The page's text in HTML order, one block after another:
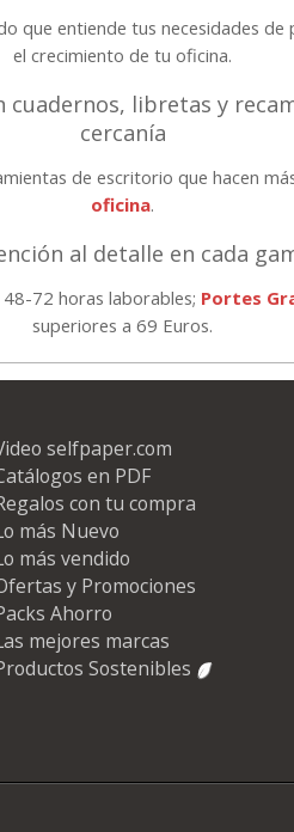
que entiende tus necesidades de
el crecimiento de tu oficina.
cuadernos, libretas y
cercanía
de escritorio que hacen
oficina.
al detalle en cada
72 horas laborables; Portes
superiores a 69 Euros.
selfpaper.com
en PDF
con tu compra
más Nuevo
más vendido
y Promociones
Ahorro
mejores marcas
Sostenibles